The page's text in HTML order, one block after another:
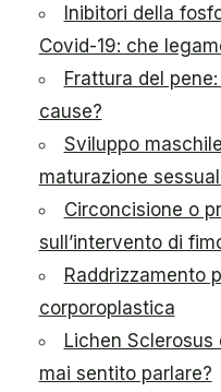
Inibitori della
Covid-19: che
Frattura del
cause?
Sviluppo
maturazione
Circoncisione o
sull’intervento di
Raddrizzamento
corporoplastica
Lichen Sclerosus
mai sentito parlare?